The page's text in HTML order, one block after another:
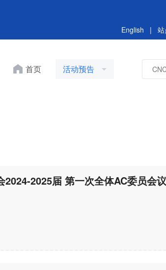
English |
首页 活动预告
北农业大学